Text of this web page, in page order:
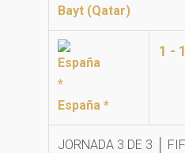
Bayt (Qatar)
España *
1 - 1
JORNADA 3 DE 3 │